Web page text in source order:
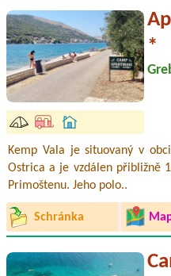
*
Kemp Vala je situovaný v
Ostrica a je vzdálen přibližně
Primoštenu. Jeho polo..
Schránka